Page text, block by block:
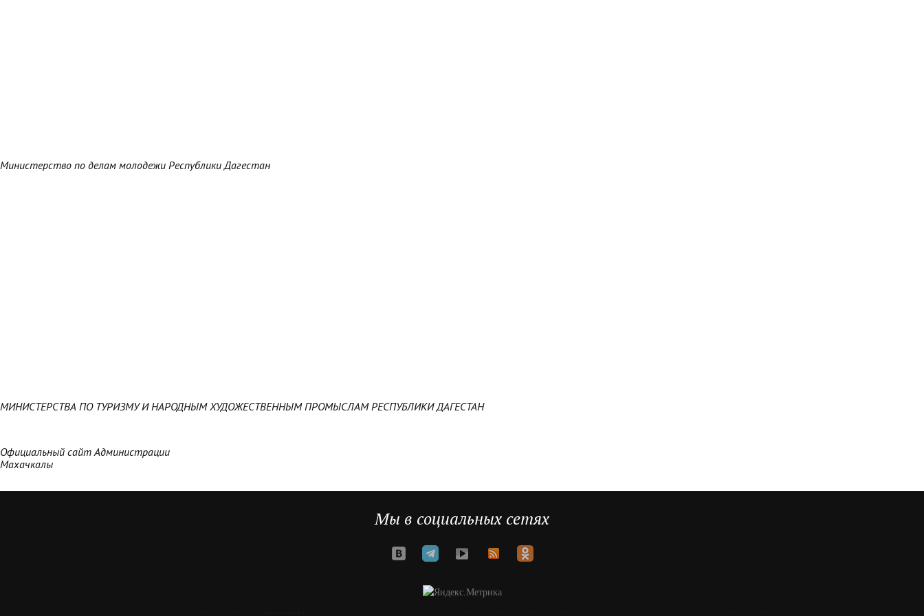
Министерство по делам молодежи Республики Дагестан
МИНИСТЕРСТВА ПО ТУРИЗМУ И НАРОДНЫМ ХУДОЖЕСТВЕННЫМ ПРОМЫСЛАМ РЕСПУБЛИКИ ДАГЕСТАН
Официальный сайт Администрации
Махачкалы
Мы в социальных сетях